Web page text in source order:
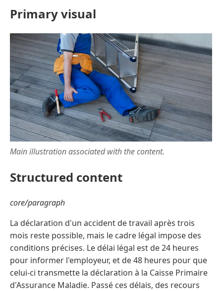
Primary visual
Main illustration associated with the content.
Structured content
core/paragraph
La déclaration d'un accident de travail après trois
mois reste possible, mais le cadre légal impose des
conditions précises. Le délai légal est de 24 heures
pour informer l'employeur, et de 48 heures pour que
celui-ci transmette la déclaration à la Caisse Primaire
d'Assurance Maladie. Passé ces délais, des recours